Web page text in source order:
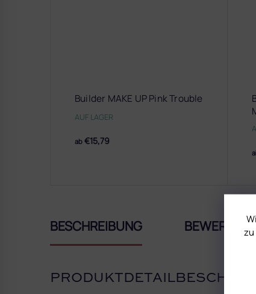
zu
Builder MAKE UP Pink Trouble
AUF LAGER
ab €15,79
BESCHREIBUNG